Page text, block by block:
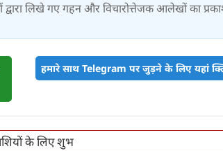
लिखे गए गहन और विचारोत्तेजक आलेखों का
हमारे साथ Telegram पर जुड़ने के लिए यहां
के लिए शुभ